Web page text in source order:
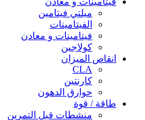
ميلتي فيتامين
الفيتامينات
فيتامينات و معادن
كولاجين
انقاص الميزان
CLA
كارنتين
حوارق الدهون
طاقة / قوة
منشطات قبل التمرين